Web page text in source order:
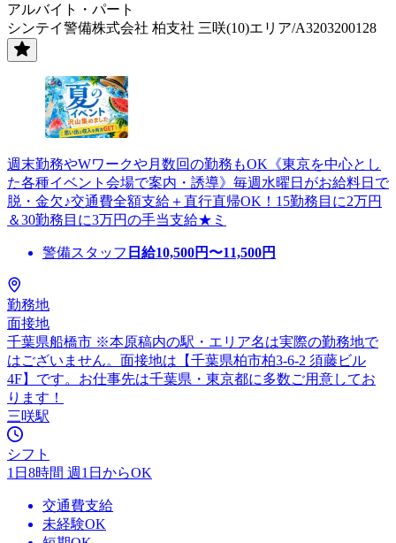
アルバイト・パート
シンテイ警備株式会社 柏支社 三咲(10)エリア/A3203200128
週末勤務やWワークや月数回の勤務もOK《東京を中心とし
た各種イベント会場で案内・誘導》毎週水曜日がお給料日で
脱・金欠♪交通費全額支給＋直行直帰OK！15勤務目に2万円
＆30勤務目に3万円の手当支給★ミ
警備スタッフ 日給10,500円〜11,500円
勤務地
面接地
千葉県船橋市 ※本原稿内の駅・エリア名は実際の勤務地で
はございません。面接地は【千葉県柏市柏3-6-2 須藤ビル
4F】です。お仕事先は千葉県・東京都に多数ご用意してお
ります！
三咲駅
シフト
1日8時間 週1日からOK
交通費支給
未経験OK